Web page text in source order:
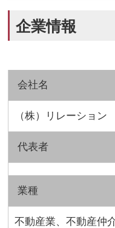
企業情報
会社名
（株）リレーション
代表者
業種
不動産業、不動産仲